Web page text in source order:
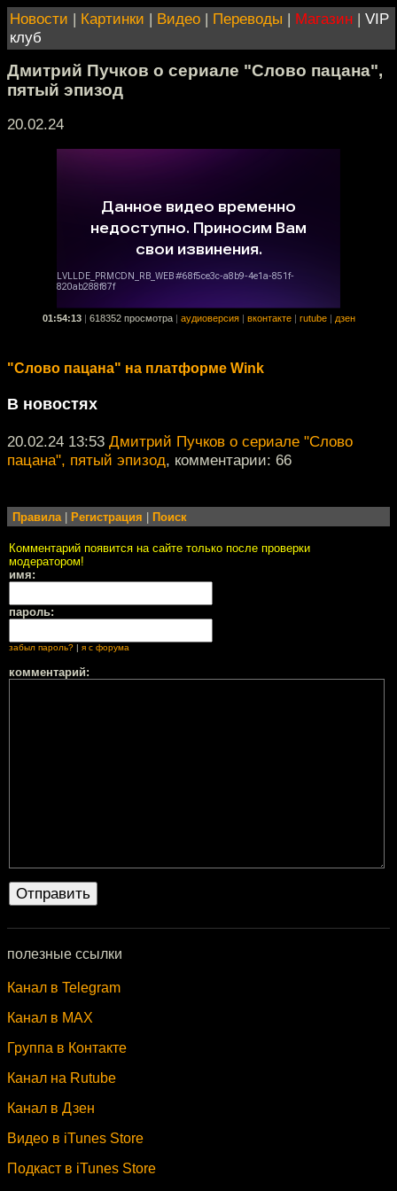
Новости | Картинки | Видео | Переводы | Магазин | VIP
клуб
Дмитрий Пучков о сериале "Слово пацана",
пятый эпизод
20.02.24
01:54:13 618352 просмотра аудиоверсия вконтакте rutube дзен
"Слово пацана" на платформе Wink
В новостях
20.02.24 13:53 Дмитрий Пучков о сериале "Слово
пацана", пятый эпизод, комментарии: 66
Правила| Регистрация Поиск
Комментарий появится на сайте только после проверки
модератором!
имя:
пароль:
забыл пароль? я с форума
комментарий:
полезные ссылки
Канал в Telegram
Канал в MAX
Группа в Контакте
Канал на Rutube
Канал в Дзен
Видео в iTunes Store
Подкаст в iTunes Store